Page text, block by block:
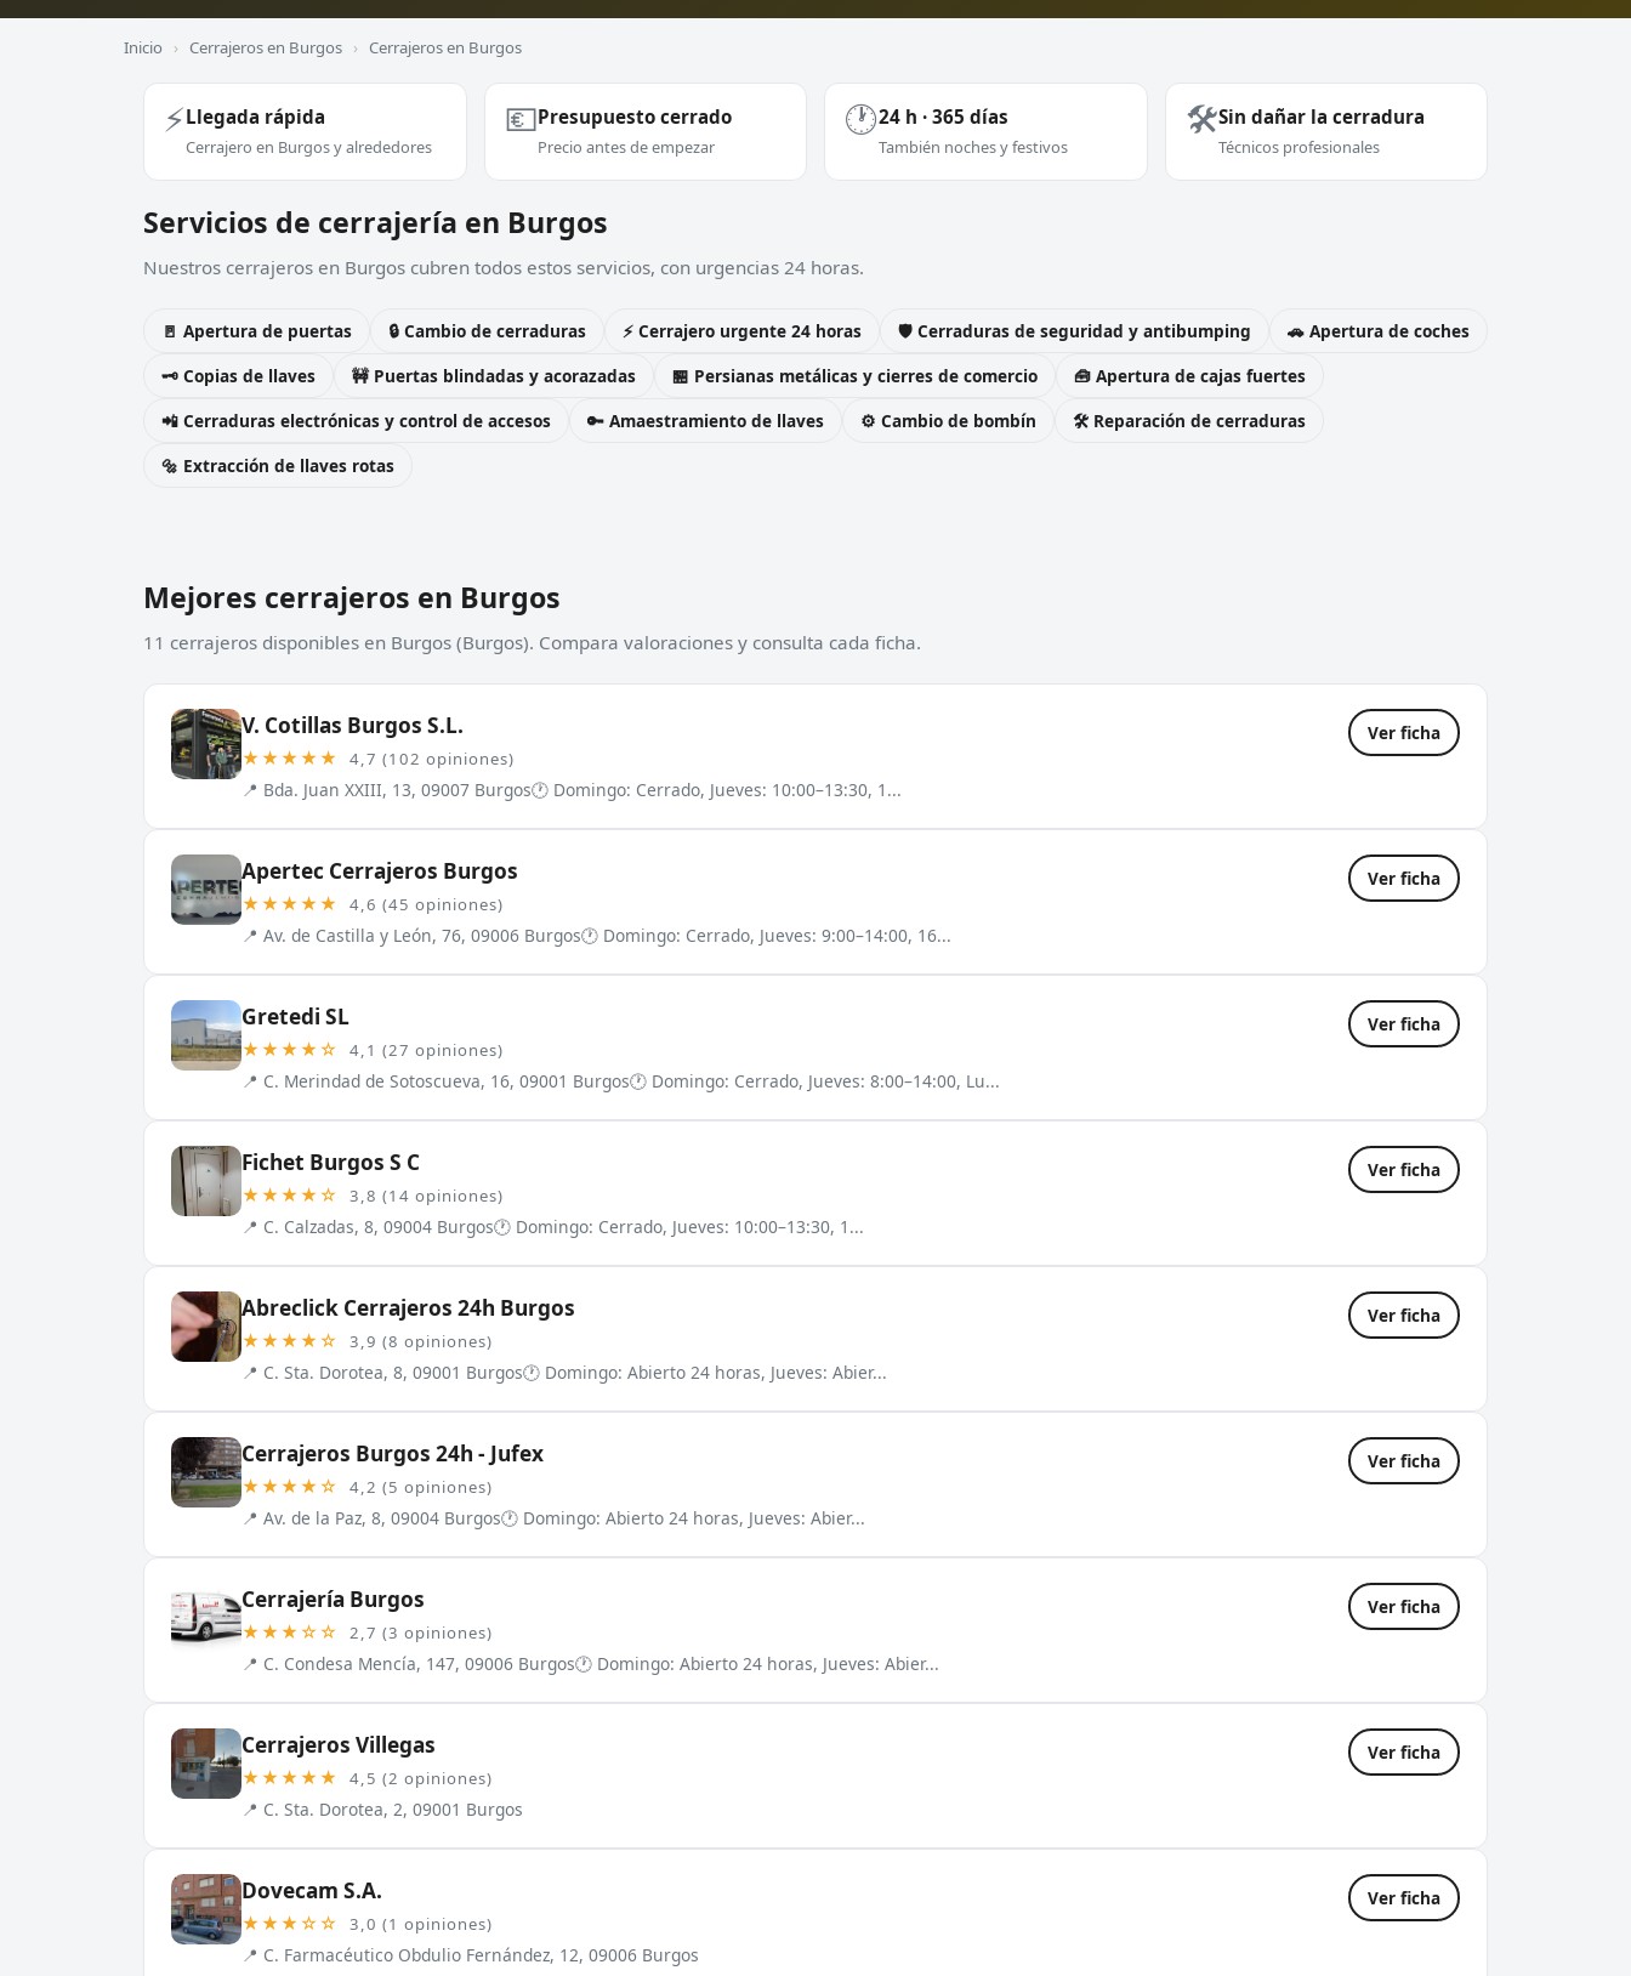
Inicio › Cerrajeros en Burgos › Cerrajeros en Burgos
⚡Llegada rápida
Cerrajero en Burgos y alrededores
💶Presupuesto cerrado
Precio antes de empezar
🕐24 h · 365 días
También noches y festivos
🛠️Sin dañar la cerradura
Técnicos profesionales
Servicios de cerrajería en Burgos
Nuestros cerrajeros en Burgos cubren todos estos servicios, con urgencias 24 horas.
🚪 Apertura de puertas 🔒 Cambio de cerraduras ⚡ Cerrajero urgente 24 horas 🛡️ Cerraduras de seguridad y antibumping
🚗 Apertura de coches
🗝️ Copias de llaves
🚧 Puertas blindadas y acorazadas 🏪 Persianas metálicas y cierres de comercio
🧰 Apertura de cajas fuertes
📲 Cerraduras electrónicas y control de accesos
🔑 Amaestramiento de llaves ⚙️ Cambio de bombín
🛠️ Reparación de cerraduras
🔩 Extracción de llaves rotas
Mejores cerrajeros en Burgos
11 cerrajeros disponibles en Burgos (Burgos). Compara valoraciones y consulta cada ficha.
V. Cotillas Burgos S.L.
★★★★★ 4,7 (102 opiniones)
📍 Bda. Juan XXIII, 13, 09007 Burgos🕐 Domingo: Cerrado, Jueves: 10:00–13:30, 1...
Ver ficha
Apertec Cerrajeros Burgos
★★★★★ 4,6 (45 opiniones)
📍 Av. de Castilla y León, 76, 09006 Burgos🕐 Domingo: Cerrado, Jueves: 9:00–14:00, 16...
Ver ficha
Gretedi SL
★★★★☆ 4,1 (27 opiniones)
📍 C. Merindad de Sotoscueva, 16, 09001 Burgos🕐 Domingo: Cerrado, Jueves: 8:00–14:00, Lu...
Ver ficha
Fichet Burgos S C
★★★★☆ 3,8 (14 opiniones)
📍 C. Calzadas, 8, 09004 Burgos🕐 Domingo: Cerrado, Jueves: 10:00–13:30, 1...
Ver ficha
Abreclick Cerrajeros 24h Burgos
★★★★☆ 3,9 (8 opiniones)
📍 C. Sta. Dorotea, 8, 09001 Burgos🕐 Domingo: Abierto 24 horas, Jueves: Abier...
Ver ficha
Cerrajeros Burgos 24h - Jufex
★★★★☆ 4,2 (5 opiniones)
📍 Av. de la Paz, 8, 09004 Burgos🕐 Domingo: Abierto 24 horas, Jueves: Abier...
Ver ficha
Cerrajería Burgos
★★★☆☆ 2,7 (3 opiniones)
📍 C. Condesa Mencía, 147, 09006 Burgos🕐 Domingo: Abierto 24 horas, Jueves: Abier...
Ver ficha
Cerrajeros Villegas
★★★★★ 4,5 (2 opiniones)
📍 C. Sta. Dorotea, 2, 09001 Burgos
Ver ficha
Dovecam S.A.
★★★☆☆ 3,0 (1 opiniones)
📍 C. Farmacéutico Obdulio Fernández, 12, 09006 Burgos
Ver ficha